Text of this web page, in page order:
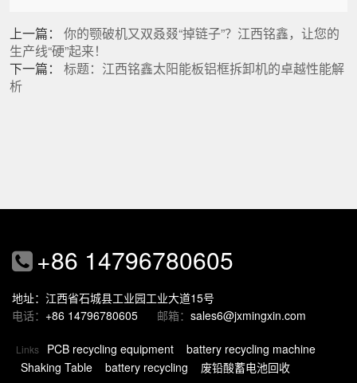
上一篇： 你的颚破机又双叒叕“掉链子”？江西铭鑫，让您的
生产线“硬”起来！
下一篇： 标题：江西铭鑫太阳能板铝框拆卸机的卓越性能解
析
+86 14796780605
地址：江西省石城县工业园工业大道15号
电话： +86 14796780605 邮箱： sales6@jxmingxin.com
Links PCB recycling equipment
battery recycling machine
Shaking Table
battery recycling 废铅酸蓄电池回收